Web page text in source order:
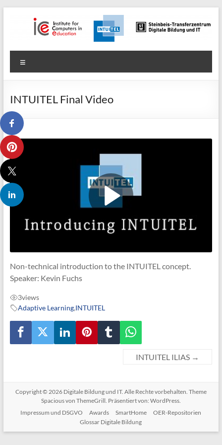
Digitale
Bildung
und
IT
INTUITEL Final Video
Non-technical introduction to the INTUITEL concept.
Speaker: Kevin Fuchs
3views
Adaptive Learning,INTUITEL
INTUITEL ILIAS →
Copyright © 2026 Digitale Bildung und IT. Alle Rechte vorbehalten. Theme
Spaciousvon ThemeGrill. Präsentiert von: WordPress.
Impressum und DSGVO
Awards SmartHome
OER-Repositorien
Glossar Digitale Bildung